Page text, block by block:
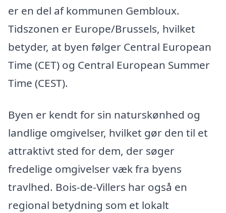
er en del af kommunen Gembloux.
Tidszonen er Europe/Brussels, hvilket
betyder, at byen følger Central European
Time (CET) og Central European Summer
Time (CEST).
Byen er kendt for sin naturskønhed og
landlige omgivelser, hvilket gør den til et
attraktivt sted for dem, der søger
fredelige omgivelser væk fra byens
travlhed. Bois-de-Villers har også en
regional betydning som et lokalt